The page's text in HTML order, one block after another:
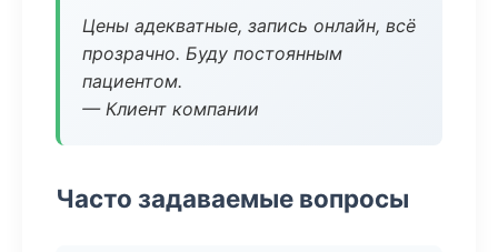
Цены адекватные, запись онлайн, всё
прозрачно. Буду постоянным
пациентом.
— Клиент компании
Часто задаваемые вопросы